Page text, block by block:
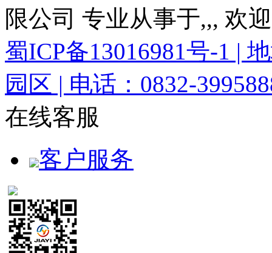
限公司 专业从事于,,, 欢
蜀ICP备13016981号-1 |
园区 | 电话：0832-
在线客服
客户服务